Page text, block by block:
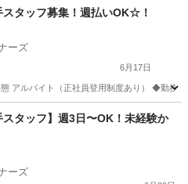
スタッフ募集！週払いOK☆！
ーズ
6月17日
アルバイト（正社員登用制度あり） ◆勤務
各務原市 配送 スタッフ
スタッフ】週3日〜OK！未経験か
ーズ